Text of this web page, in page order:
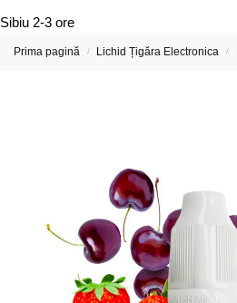
Sibiu 2-3 ore
Prima pagină / Lichid Țigăra Electronica /